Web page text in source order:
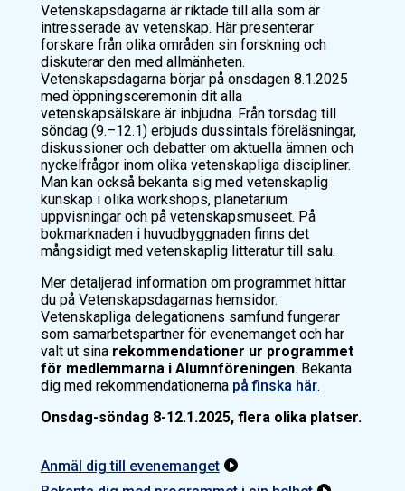
Vetenskapsdagarna är riktade till alla som är
intresserade av vetenskap. Här presenterar
forskare från olika områden sin forskning och
diskuterar den med allmänheten.
Vetenskapsdagarna börjar på onsdagen 8.1.2025
med öppningsceremonin dit alla
vetenskapsälskare är inbjudna. Från torsdag till
söndag (9.–12.1) erbjuds dussintals föreläsningar,
diskussioner och debatter om aktuella ämnen och
nyckelfrågor inom olika vetenskapliga discipliner.
Man kan också bekanta sig med vetenskaplig
kunskap i olika workshops, planetarium
uppvisningar och på vetenskapsmuseet. På
bokmarknaden i huvudbyggnaden finns det
mångsidigt med vetenskaplig litteratur till salu.
Mer detaljerad information om programmet hittar
du på Vetenskapsdagarnas hemsidor.
Vetenskapliga delegationens samfund fungerar
som samarbetspartner för evenemanget och har
valt ut sina rekommendationer ur programmet
för medlemmarna i Alumnföreningen. Bekanta
dig med rekommendationerna på finska här.
Onsdag-söndag 8-12.1.2025, flera olika platser.
Anmäl dig till evenemanget 